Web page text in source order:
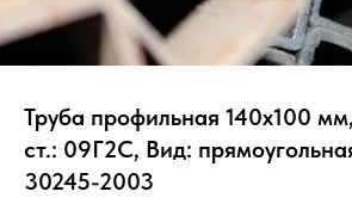
Труба профильная 140х100
ст.: 09Г2С, Вид:
30245-2003